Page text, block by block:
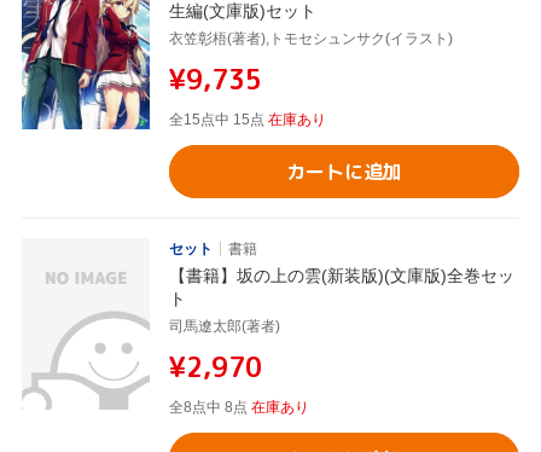
生編(文庫版)セット
衣笠彰梧(著者),トモセシュンサク(イラスト)
¥9,735
全15点中 15点 在庫あり
カートに追加
セット 書籍
【書籍】坂の上の雲(新装版)(文庫版)全巻セッ
ト
司馬遼太郎(著者)
¥2,970
全8点中 8点 在庫あり